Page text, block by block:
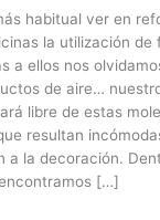
habitual ver en
la utilización de
a ellos nos
de aire…
libre de estas
resultan
a la decoración.
[…]